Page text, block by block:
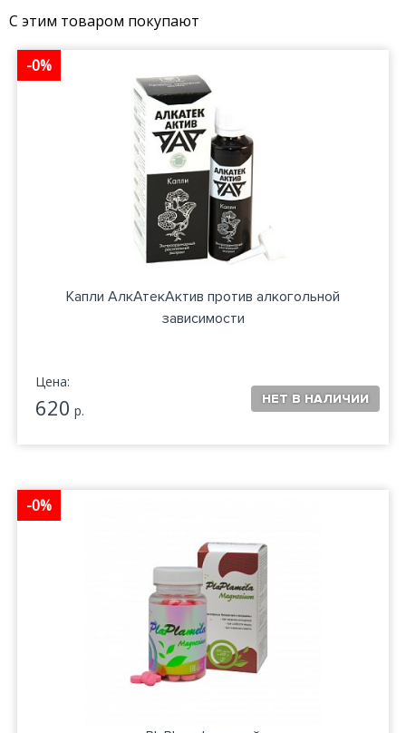
С этим товаром покупают
-0%
Капли АлкАтекАктив против алкогольной
зависимости
Цена:
620 р.
-0%